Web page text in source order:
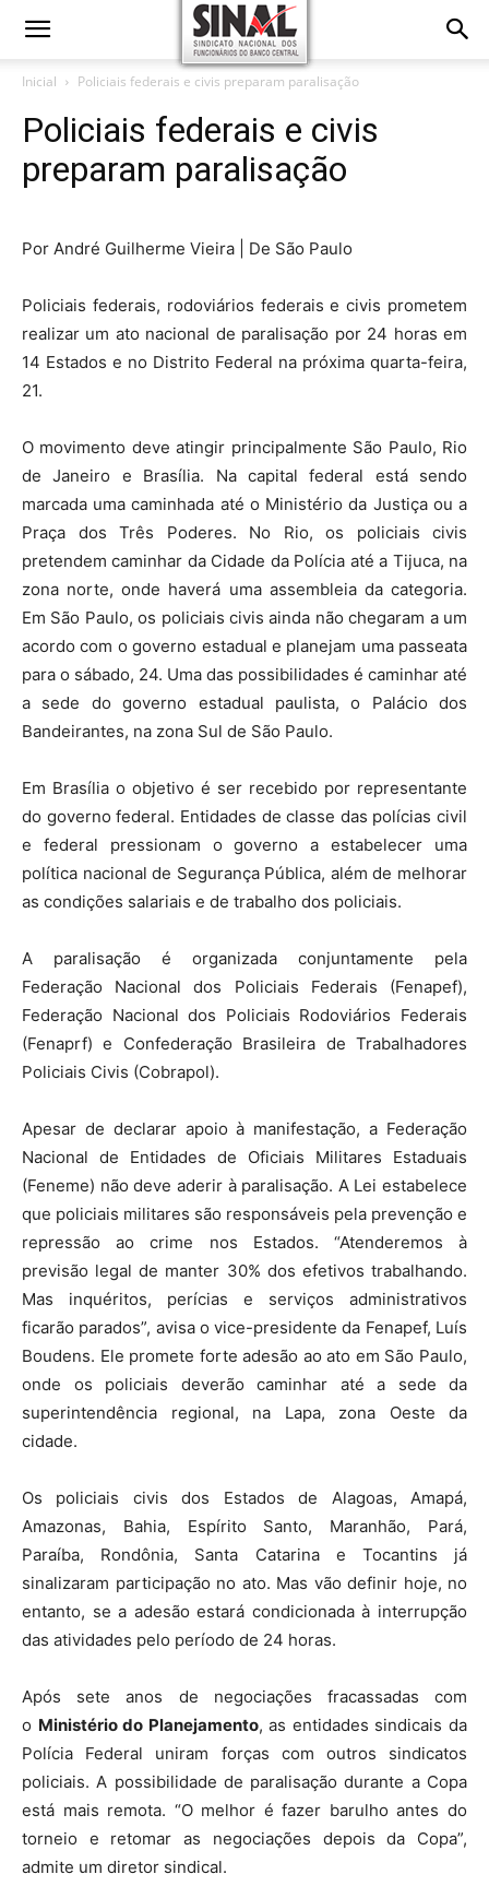
Inicial Policiais federais e civis preparam paralisação
Policiais federais e civis
preparam paralisação
Por André Guilherme Vieira | De São Paulo
Policiais federais, rodoviários federais e civis prometem
realizar um ato nacional de paralisação por 24 horas em
14 Estados e no Distrito Federal na próxima quarta-feira,
21.
O movimento deve atingir principalmente São Paulo, Rio
de Janeiro e Brasília. Na capital federal está sendo
marcada uma caminhada até o Ministério da Justiça ou a
Praça dos Três Poderes. No Rio, os policiais civis
pretendem caminhar da Cidade da Polícia até a Tijuca, na
zona norte, onde haverá uma assembleia da categoria.
Em São Paulo, os policiais civis ainda não chegaram a um
acordo com o governo estadual e planejam uma passeata
para o sábado, 24. Uma das possibilidades é caminhar até
a sede do governo estadual paulista, o Palácio dos
Bandeirantes, na zona Sul de São Paulo.
Em Brasília o objetivo é ser recebido por representante
do governo federal. Entidades de classe das polícias civil
e federal pressionam o governo a estabelecer uma
política nacional de Segurança Pública, além de melhorar
as condições salariais e de trabalho dos policiais.
A paralisação é organizada conjuntamente pela
Federação Nacional dos Policiais Federais (Fenapef),
Federação Nacional dos Policiais Rodoviários Federais
(Fenaprf) e Confederação Brasileira de Trabalhadores
Policiais Civis (Cobrapol).
Apesar de declarar apoio à manifestação, a Federação
Nacional de Entidades de Oficiais Militares Estaduais
(Feneme) não deve aderir à paralisação. A Lei estabelece
que policiais militares são responsáveis pela prevenção e
repressão ao crime nos Estados. “Atenderemos à
previsão legal de manter 30% dos efetivos trabalhando.
Mas inquéritos, perícias e serviços administrativos
ficarão parados”, avisa o vice-presidente da Fenapef, Luís
Boudens. Ele promete forte adesão ao ato em São Paulo,
onde os policiais deverão caminhar até a sede da
superintendência regional, na Lapa, zona Oeste da
cidade.
Os policiais civis dos Estados de Alagoas, Amapá,
Amazonas, Bahia, Espírito Santo, Maranhão, Pará,
Paraíba, Rondônia, Santa Catarina e Tocantins já
sinalizaram participação no ato. Mas vão definir hoje, no
entanto, se a adesão estará condicionada à interrupção
das atividades pelo período de 24 horas.
Após sete anos de negociações fracassadas com
o Ministério do Planejamento, as entidades sindicais da
Polícia Federal uniram forças com outros sindicatos
policiais. A possibilidade de paralisação durante a Copa
está mais remota. “O melhor é fazer barulho antes do
torneio e retomar as negociações depois da Copa”,
admite um diretor sindical.